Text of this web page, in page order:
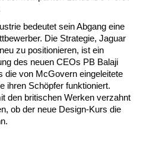
bedeutet sein Abgang eine
Die Strategie, Jaguar
zu positionieren, ist ein
des neuen CEOs PB Balaji
die von McGovern eingeleitete
ihren Schöpfer funktioniert.
den britischen Werken verzahnt
ob der neue Design-Kurs die